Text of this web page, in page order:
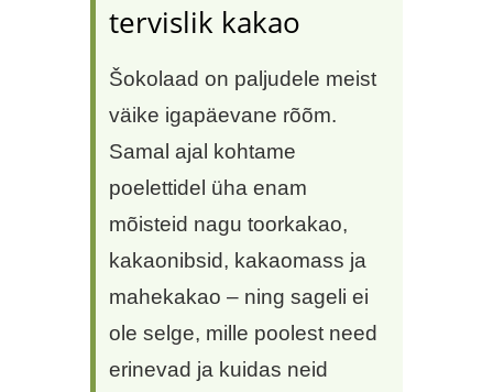
tervislik kakao
Šokolaad on paljudele meist
väike igapäevane rõõm.
Samal ajal kohtame
poelettidel üha enam
mõisteid nagu toorkakao,
kakaonibsid, kakaomass ja
mahekakao – ning sageli ei
ole selge, mille poolest need
erinevad ja kuidas neid